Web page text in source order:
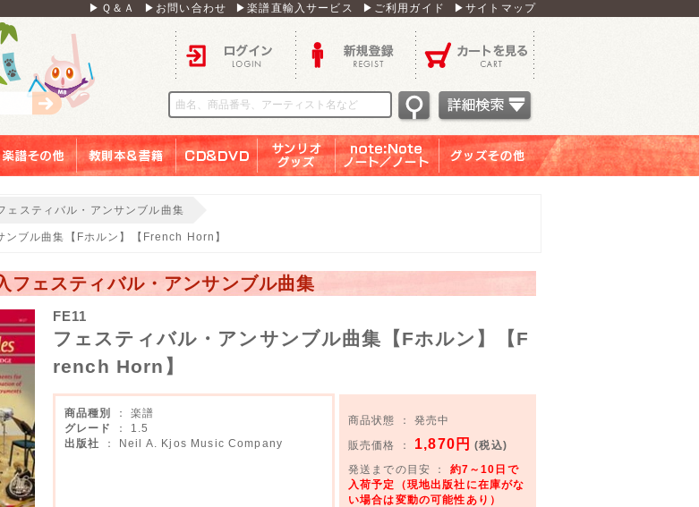
▶Ｑ＆Ａ ▶お問い合わせ ▶楽譜直輸入サービス ▶ご利用ガイド ▶サイトマップ
ェスティバル・アンサンブル曲集
ンブル曲集【Fホルン】【French Horn】
フェスティバル・アンサンブル曲集
FE11
フェスティバル・アンサンブル曲集【Fホルン】【F
rench Horn】
商品種別
： 楽譜
グレード
： 1.5
出版社
： Neil A. Kjos Music Company
商品状態 ： 発売中
販売価格 ： 1,870円 (税込)
発送までの目安 ： 約7～10日で
入荷予定（現地出版社に在庫がな
い場合は変動の可能性あり）